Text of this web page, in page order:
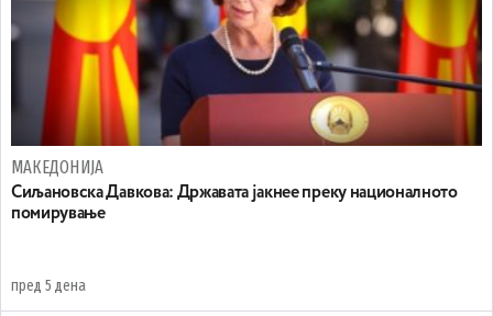
МАКЕДОНИЈА
Сиљановска Давкова: Државата јакнее преку националното
помирување
пред 5 дена